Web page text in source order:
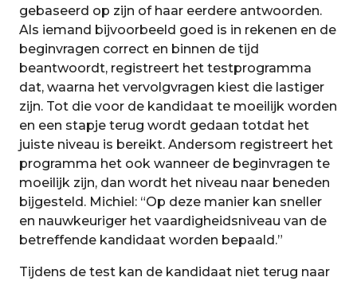
gebaseerd op zijn of haar eerdere antwoorden.
Als iemand bijvoorbeeld goed is in rekenen en de
beginvragen correct en binnen de tijd
beantwoordt, registreert het testprogramma
dat, waarna het vervolgvragen kiest die lastiger
zijn. Tot die voor de kandidaat te moeilijk worden
en een stapje terug wordt gedaan totdat het
juiste niveau is bereikt. Andersom registreert het
programma het ook wanneer de beginvragen te
moeilijk zijn, dan wordt het niveau naar beneden
bijgesteld. Michiel: “Op deze manier kan sneller
en nauwkeuriger het vaardigheidsniveau van de
betreffende kandidaat worden bepaald.”
Tijdens de test kan de kandidaat niet terug naar